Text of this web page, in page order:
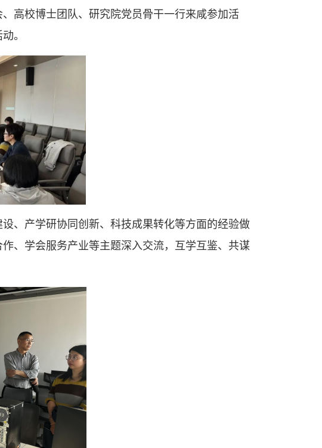
国科协要肩负起党和政府联系科技工作者桥梁
纽带的职责，坚持为科技工作者服务、为创新驱动
决策服务，更广泛地把广大科技工作者团结在党的
围，弘扬科学家精神，涵养优良学风。要坚持面向
界、面向未来，增进对国际科技界的开放、信任、
合作，为全面建设社会主义现代化国家、推动构建人
命运共同体作出更大贡献。
高校博士团队、研究院党员骨干一行来咸参加活
。
、产学研协同创新、科技成果转化等方面的经验做
、学会服务产业等主题深入交流，互学互鉴、共谋